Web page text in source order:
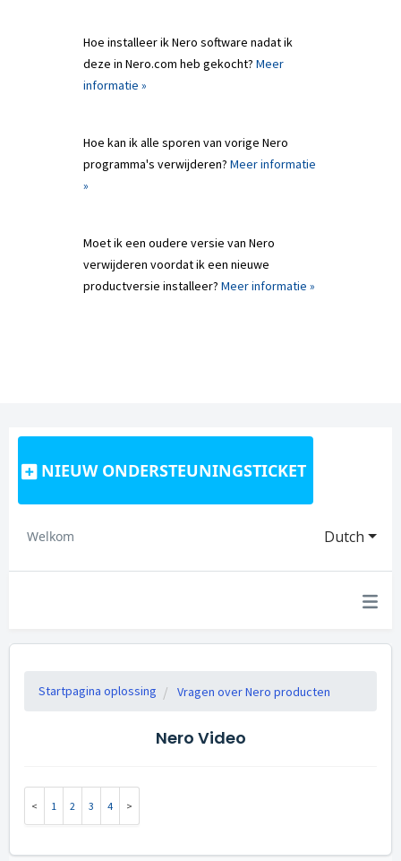
Hoe installeer ik Nero software nadat ik
deze in Nero.com heb gekocht? Meer
informatie »
Hoe kan ik alle sporen van vorige Nero
programma's verwijderen? Meer informatie
»
Moet ik een oudere versie van Nero
verwijderen voordat ik een nieuwe
productversie installeer? Meer informatie »
NIEUW ONDERSTEUNINGSTICKET
Dutch
Welkom
Startpagina oplossing Vragen over Nero producten
Nero Video
1 2 3 4